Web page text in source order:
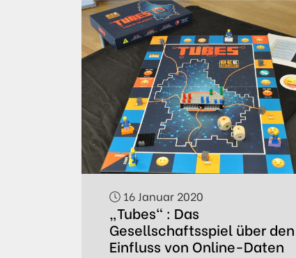
16 Januar 2020
„Tubes“ : Das
Gesellschaftsspiel über den
Einfluss von Online-Daten